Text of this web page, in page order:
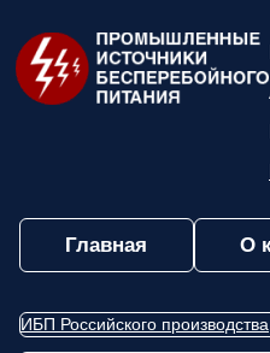
Главная О
ИБП Российского производства